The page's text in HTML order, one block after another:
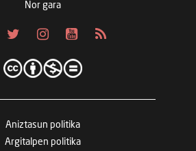
Nor gara
Aniztasun politika
Argitalpen politika